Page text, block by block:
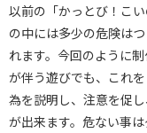
以前の「かっとび！こ
の中には多少の危険は
れます。今回のように
が伴う遊びでも、これ
為を説明し、注意を促
が出来ます。危ない事